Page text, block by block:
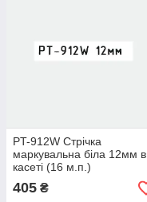
PT-912W Стрічка
маркувальна біла 12мм в
касеті (16 м.п.)
405 ₴